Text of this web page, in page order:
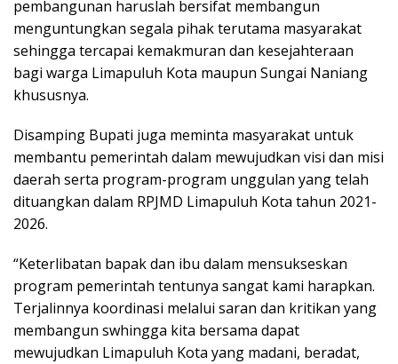
pembangunan haruslah bersifat membangun
menguntungkan segala pihak terutama masyarakat
sehingga tercapai kemakmuran dan kesejahteraan
bagi warga Limapuluh Kota maupun Sungai Naniang
khususnya.
Disamping Bupati juga meminta masyarakat untuk
membantu pemerintah dalam mewujudkan visi dan misi
daerah serta program-program unggulan yang telah
dituangkan dalam RPJMD Limapuluh Kota tahun 2021-
2026.
“Keterlibatan bapak dan ibu dalam mensukseskan
program pemerintah tentunya sangat kami harapkan.
Terjalinnya koordinasi melalui saran dan kritikan yang
membangun swhingga kita bersama dapat
mewujudkan Limapuluh Kota yang madani, beradat,